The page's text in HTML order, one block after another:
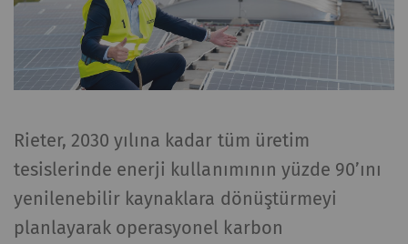
Rieter, 2030 yılına kadar tüm üretim
tesislerinde enerji kullanımının yüzde 90’ını
yenilenebilir kaynaklara dönüştürmeyi
planlayarak operasyonel karbon